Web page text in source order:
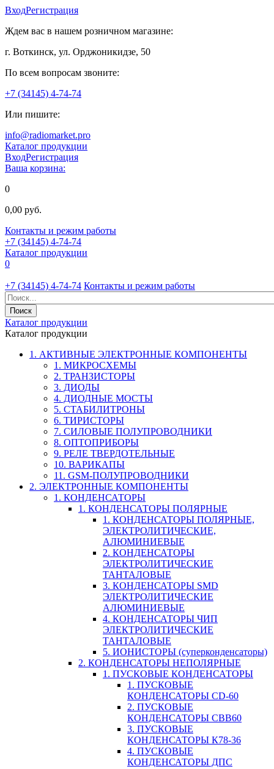
ВходРегистрация
Ждем вас в нашем розничном магазине:
г. Воткинск, ул. Орджоникидзе, 50
По всем вопросам звоните:
+7 (34145) 4-74-74
Или пишите:
info@radiomarket.pro
Каталог продукции
ВходРегистрация
Ваша корзина:
0
0,00 руб.
Контакты и режим работы
+7 (34145) 4-74-74
Каталог продукции
0
+7 (34145) 4-74-74 Контакты и режим работы
Каталог продукции
Каталог продукции
1. АКТИВНЫЕ ЭЛЕКТРОННЫЕ КОМПОНЕНТЫ
1. МИКРОСХЕМЫ
2. ТРАНЗИСТОРЫ
3. ДИОДЫ
4. ДИОДНЫЕ МОСТЫ
5. СТАБИЛИТРОНЫ
6. ТИРИСТОРЫ
7. СИЛОВЫЕ ПОЛУПРОВОДНИКИ
8. ОПТОПРИБОРЫ
9. РЕЛЕ ТВЕРДОТЕЛЬНЫЕ
10. ВАРИКАПЫ
11. GSM-ПОЛУПРОВОДНИКИ
2. ЭЛЕКТРОННЫЕ КОМПОНЕНТЫ
1. КОНДЕНСАТОРЫ
1. КОНДЕНСАТОРЫ ПОЛЯРНЫЕ
1. КОНДЕНСАТОРЫ ПОЛЯРНЫЕ,
ЭЛЕКТРОЛИТИЧЕСКИЕ,
АЛЮМИНИЕВЫЕ
2. КОНДЕНСАТОРЫ
ЭЛЕКТРОЛИТИЧЕСКИЕ
ТАНТАЛОВЫЕ
3. КОНДЕНСАТОРЫ SMD
ЭЛЕКТРОЛИТИЧЕСКИЕ
АЛЮМИНИЕВЫЕ
4. КОНДЕНСАТОРЫ ЧИП
ЭЛЕКТРОЛИТИЧЕСКИЕ
ТАНТАЛОВЫЕ
5. ИОНИСТОРЫ (суперконденсаторы)
2. КОНДЕНСАТОРЫ НЕПОЛЯРНЫЕ
1. ПУСКОВЫЕ КОНДЕНСАТОРЫ
1. ПУСКОВЫЕ
КОНДЕНСАТОРЫ CD-60
2. ПУСКОВЫЕ
КОНДЕНСАТОРЫ CBB60
3. ПУСКОВЫЕ
КОНДЕНСАТОРЫ К78-36
4. ПУСКОВЫЕ
КОНДЕНСАТОРЫ ДПС